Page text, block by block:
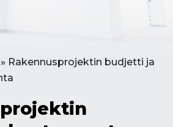
» Rakennusprojektin budjetti ja